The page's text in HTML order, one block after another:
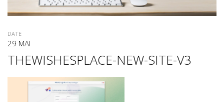
DATE
29 MAI
THEWISHESPLACE-NEW-SITE-V3